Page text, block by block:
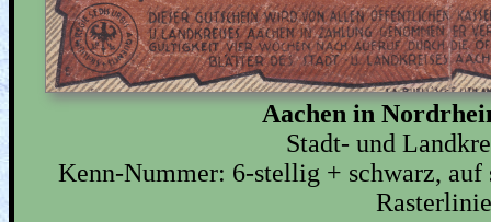
Aachen in
Stadt- und
Kenn-Nummer: 6-stellig + schwarz, auf